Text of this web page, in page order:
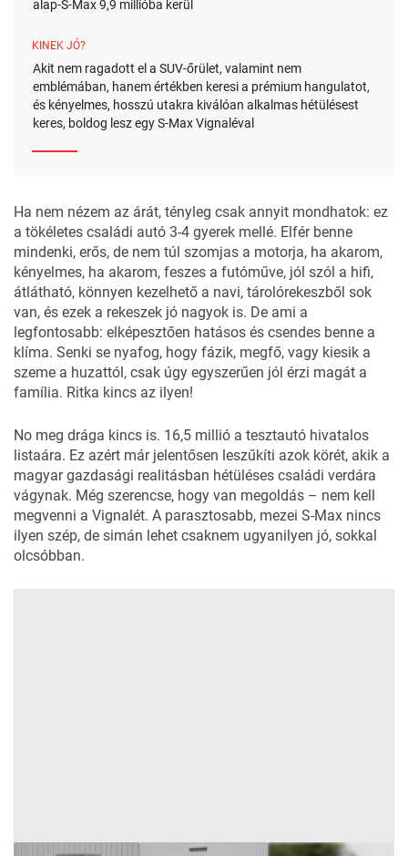
alap-S-Max 9,9 millióba kerül
KINEK JÓ?
Akit nem ragadott el a SUV-őrület, valamint nem
emblémában, hanem értékben keresi a prémium hangulatot,
és kényelmes, hosszú utakra kiválóan alkalmas hétülésest
keres, boldog lesz egy S-Max Vignaléval
Ha nem nézem az árát, tényleg csak annyit mondhatok: ez
a tökéletes családi autó 3-4 gyerek mellé. Elfér benne
mindenki, erős, de nem túl szomjas a motorja, ha akarom,
kényelmes, ha akarom, feszes a futóműve, jól szól a hifi,
átlátható, könnyen kezelhető a navi, tárolórekeszből sok
van, és ezek a rekeszek jó nagyok is. De ami a
legfontosabb: elképesztően hatásos és csendes benne a
klíma. Senki se nyafog, hogy fázik, megfő, vagy kiesik a
szeme a huzattól, csak úgy egyszerűen jól érzi magát a
família. Ritka kincs az ilyen!
No meg drága kincs is. 16,5 millió a tesztautó hivatalos
listaára. Ez azért már jelentősen leszűkíti azok körét, akik a
magyar gazdasági realitásban hétüléses családi verdára
vágynak. Még szerencse, hogy van megoldás – nem kell
megvenni a Vignalét. A parasztosabb, mezei S-Max nincs
ilyen szép, de simán lehet csaknem ugyanilyen jó, sokkal
olcsóbban.